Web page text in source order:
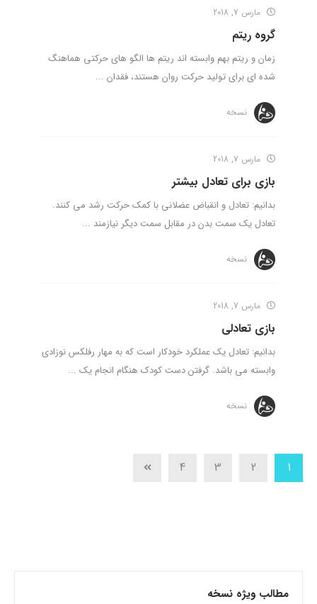
مارس 7, 2018
گروه ریتم
زمان و ریتم بهم وابسته اند ریتم ها الگو های حرکتی هماهنگ
شده ای برای تولید حرکت روان هستند، فقدان ...
نسخه
مارس 7, 2018
بازی برای تعادل بیشتر
بدانیم: تعادل و انقباض عضلانی با کمک حرکت رشد می کنند.
تعادل یک سمت بدن در مقابل سمت دیگر نیازمند ...
نسخه
مارس 7, 2018
بازی تعادلی
بدانیم: تعادل یک عملکرد خودکار است که به مهار رفلکس نوزادی
وابسته می باشد. گرفتن دست کودک هنگام انجام یک ...
نسخه
1
2
3
4
مطالب ویژه نسخه